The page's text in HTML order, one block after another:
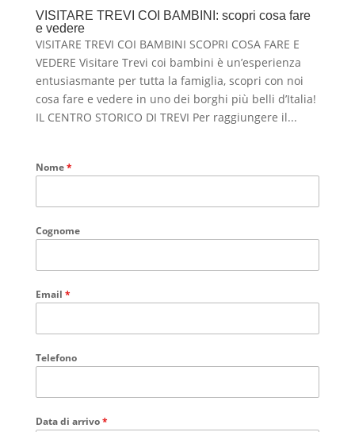
VISITARE TREVI COI BAMBINI: scopri cosa fare
e vedere
VISITARE TREVI COI BAMBINI SCOPRI COSA FARE E
VEDERE Visitare Trevi coi bambini è un’esperienza
entusiasmante per tutta la famiglia, scopri con noi
cosa fare e vedere in uno dei borghi più belli d’Italia!
IL CENTRO STORICO DI TREVI Per raggiungere il...
Nome*
Cognome
Email *
Telefono
Data di arrivo*